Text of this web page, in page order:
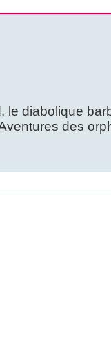
le diabolique
des